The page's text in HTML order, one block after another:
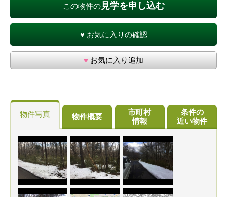
この物件の見学を申し込む
♥お気に入りの確認
♥ お気に入り追加
物件写真 物件概要
市町村
情報
条件の
近い物件